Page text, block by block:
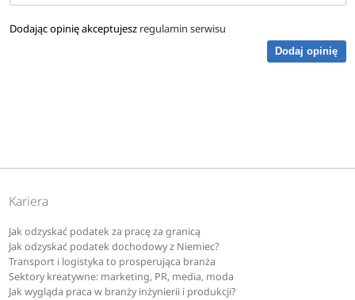
Dodając opinię akceptujesz regulamin serwisu
Dodaj opinię
Kariera
Jak odzyskać podatek za pracę za granicą
Jak odzyskać podatek dochodowy z Niemiec?
Transport i logistyka to prosperująca branża
Sektory kreatywne: marketing, PR, media, moda
Jak wygląda praca w branży inżynierii i produkcji?